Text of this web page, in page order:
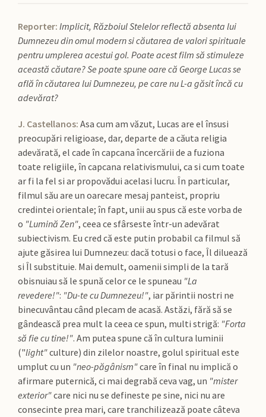
Reporter: Implicit, Războiul Stelelor reflectă absenta lui
Dumnezeu din omul modern si căutarea de valori spirituale
pentru umplerea acestui gol. Poate acest film să stimuleze
această căutare? Se poate spune oare că George Lucas se
află în căutarea lui Dumnezeu, pe care nu L-a găsit încă cu
adevărat?
J. Castellanos: Asa cum am văzut, Lucas are el însusi
preocupări religioase, dar, departe de a căuta religia
adevărată, el cade în capcana încercării de a fuziona
toate religiile, în capcana relativismului, ca si cum toate
ar fi la fel si ar propovădui acelasi lucru. În particular,
filmul său are un oarecare mesaj panteist, propriu
credintei orientale; în fapt, unii au spus că este vorba de
o "Lumină Zen", ceea ce sfârseste într-un adevărat
subiectivism. Eu cred că este putin probabil ca filmul să
ajute găsirea lui Dumnezeu: dacă totusi o face, Îl diluează
si Îl substituie. Mai demult, oamenii simpli de la tară
obisnuiau să le spună celor ce le spuneau "La
revedere!": "Du-te cu Dumnezeu!", iar părintii nostri ne
binecuvântau când plecam de acasă. Astăzi, fără să se
gândească prea mult la ceea ce spun, multi strigă: "Forta
să fie cu tine!". Am putea spune că în cultura luminii
("light"culture) din zilelor noastre, golul spiritual este
umplut cu un "neo-păgânism"care în final nu implică o
afirmare puternică, ci mai degrabă ceva vag, un "mister
exterior"care nici nu se defineste pe sine, nici nu are
consecinte prea mari, care tranchilizează poate câteva